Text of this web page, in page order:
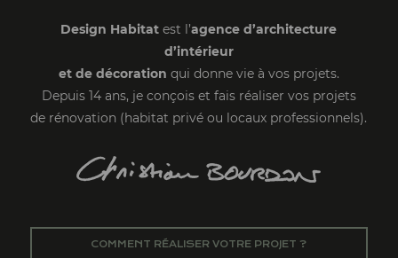
Design Habitat est l’agence d’architecture
d’intérieur
et de décoration qui donne vie à vos projets.
Depuis 14 ans, je conçois et fais réaliser vos projets
de rénovation (habitat privé ou locaux professionnels).
COMMENT RÉALISER VOTRE PROJET ?